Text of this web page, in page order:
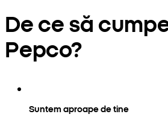
De ce să
Pepco?
Suntem aproape de tine